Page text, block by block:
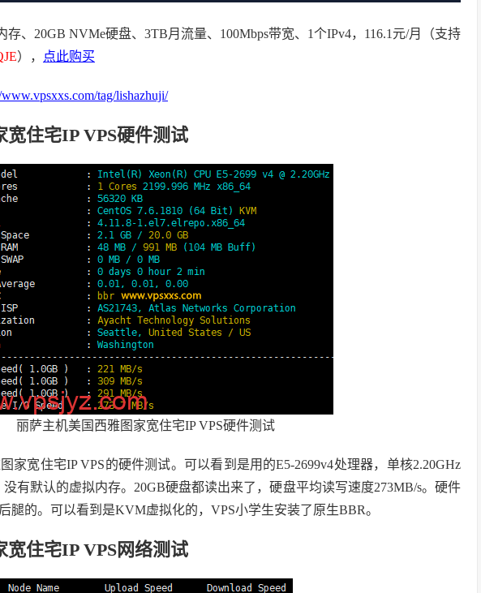
存、20GB NVMe硬盘、3TB月流量、100Mbps带宽、1个IPv4，116.1元/月（支持
）， 点此购买
tag/lishazhuji/
住宅IP VPS硬件测试
丽萨主机美国西雅图家宽住宅IP VPS硬件测试
家宽住宅IP VPS的硬件测试。可以看到是用的E5-2699v4处理器，单核2.20GHz
有默认的虚拟内存。20GB硬盘都读出来了，硬盘平均读写速度273MB/s。硬件
腿的。可以看到是KVM虚拟化的，VPS小学生安装了原生BBR。
住宅IP VPS网络测试